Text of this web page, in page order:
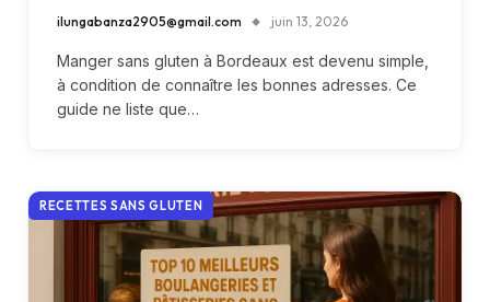
ilungabanza2905@gmail.com juin 13, 2026
Manger sans gluten à Bordeaux est devenu simple,
à condition de connaître les bonnes adresses. Ce
guide ne liste que…
RECETTES SANS GLUTEN